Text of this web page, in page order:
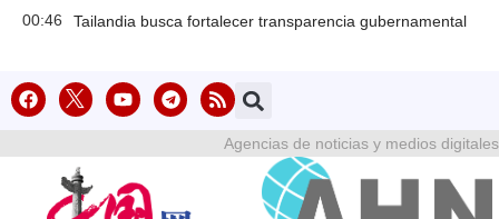
00:46 Tailandia busca fortalecer transparencia gubernamental
Agencias de noticias y medios digitales